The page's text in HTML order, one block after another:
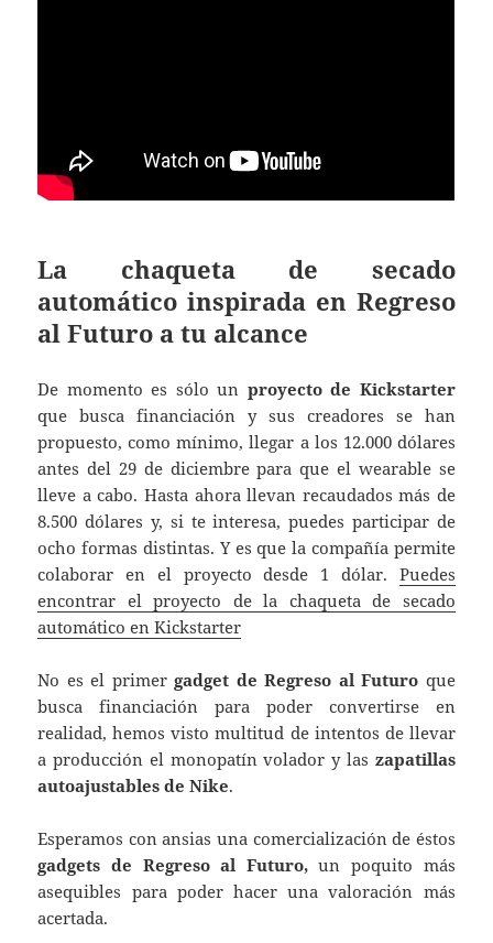
La chaqueta de secado
automático inspirada en Regreso
al Futuro a tu alcance
De momento es sólo un proyecto de Kickstarter
que busca financiación y sus creadores se han
propuesto, como mínimo, llegar a los 12.000 dólares
antes del 29 de diciembre para que el wearable se
lleve a cabo. Hasta ahora llevan recaudados más de
8.500 dólares y, si te interesa, puedes participar de
ocho formas distintas. Y es que la compañía permite
colaborar en el proyecto desde 1 dólar. Puedes
encontrar el proyecto de la chaqueta de secado
automático en Kickstarter
No es el primergadget de Regreso al Futuro que
busca financiación para poder convertirse en
realidad, hemos visto multitud de intentos de llevar
a producción el monopatín volador y las zapatillas
autoajustables de Nike.
Esperamos con ansias una comercialización de éstos
gadgets de Regreso al Futuro,un poquito más
asequibles para poder hacer una valoración más
acertada.